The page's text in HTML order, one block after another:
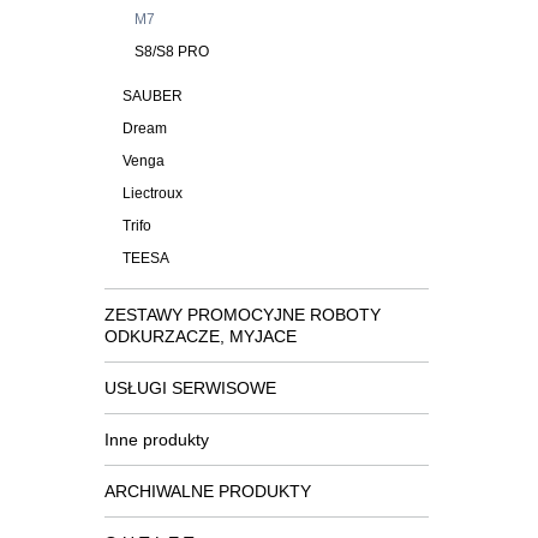
M7
S8/S8 PRO
SAUBER
Dream
Venga
Liectroux
Trifo
TEESA
ZESTAWY PROMOCYJNE ROBOTY
ODKURZACZE, MYJACE
USŁUGI SERWISOWE
Inne produkty
ARCHIWALNE PRODUKTY